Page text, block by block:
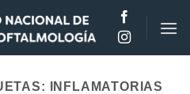
INFLAMATORIAS